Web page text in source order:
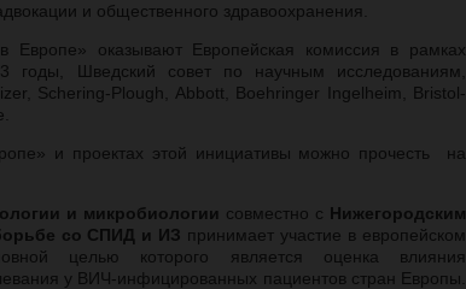
и общественного здравоохранения.
оказывают Европейская комиссия в рамках
годы, Шведский совет по научным исследованиям,
Schering-Plough, Abbott, Boehringer Ingelheim, Bristol-
и проектах этой инициативы можно прочесть на
и микробиологии совместно с Нижегородским
со СПИД и ИЗ принимает участие в европейском
целью которого является оценка влияния
у ВИЧ-инфицированных пациентов стран Европы.